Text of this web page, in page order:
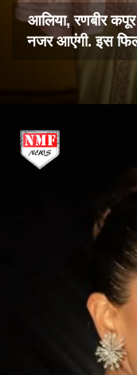
आलिया, रणबीर
नजर आएंगी. इस